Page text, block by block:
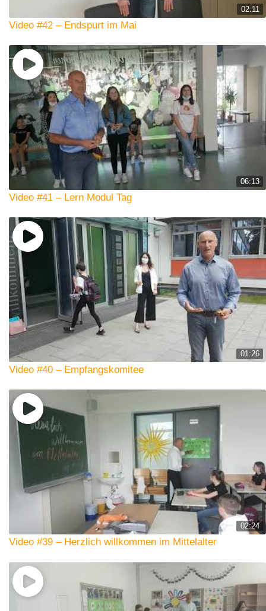
02:11
Video #42 – Endspurt im Mai
06:13
Video #41 – Lern Modul Tag
01:26
Video #40 – Empfangskomitee
02:24
Video #39 – Herzlich willkommen im Mittelalter